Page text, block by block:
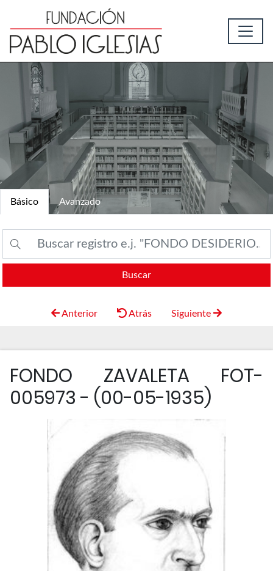
Básico Avanzado
Buscar
Anterior Atrás Siguiente
FONDO ZAVALETA FOT-
005973 - (00-05-1935)